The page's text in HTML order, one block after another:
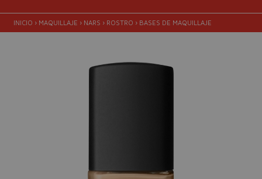
INICIO › MAQUILLAJE › NARS › ROSTRO › BASES DE MAQUILLAJE